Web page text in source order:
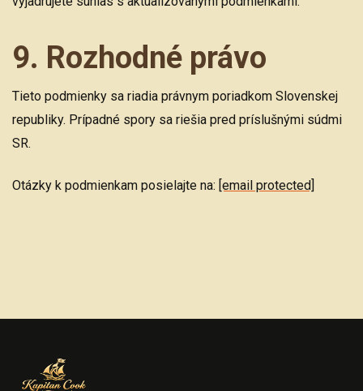
9. Rozhodné právo
Tieto podmienky sa riadia právnym poriadkom Slovenskej
republiky. Prípadné spory sa riešia pred príslušnými súdmi
SR.
Otázky k podmienkam posielajte na: [email protected]